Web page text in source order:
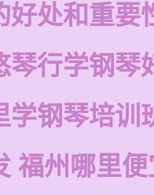
好处和重要
琴行学钢琴
学钢琴培训
福州哪里便